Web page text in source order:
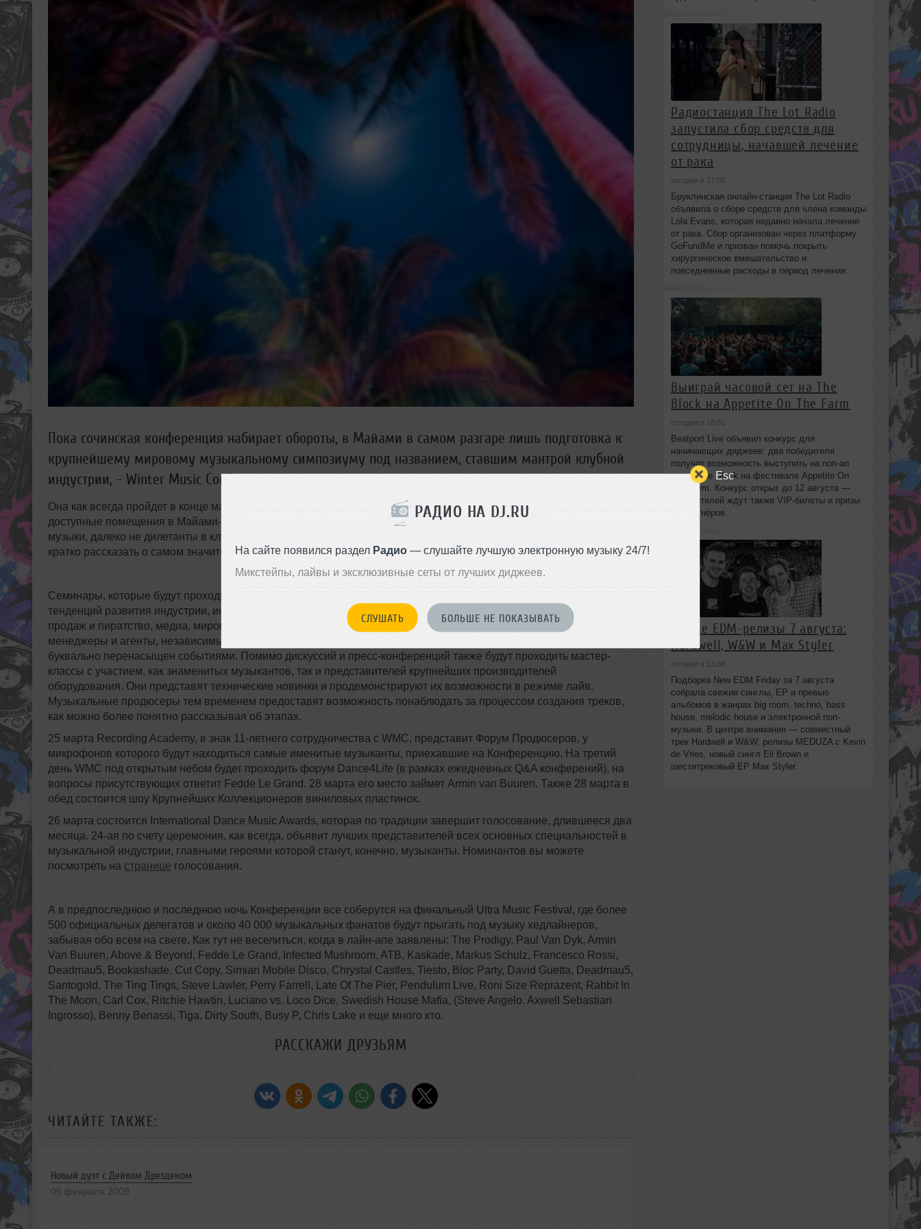
Esc
РАДИО НА DJ.RU
На сайте появился раздел Радио— слушайте лучшую электронную музыку 24/7!
Микстейпы, лайвы и эксклюзивные сеты от лучших диджеев.
СЛУШАТЬ БОЛЬШЕ НЕ ПОКАЗЫВАТЬ
Пока сочинская конференция набирает обороты, в Майами в самом разгаре лишь подготовка к
крупнейшему мировому музыкальному симпозиуму под названием, ставшим мантрой клубной
индустрии, - Winter Music Conference.
Она как всегда пройдет в конце марта (24-28) и охватит все клубы, открытые площадки, конференц-залы и другие
доступные помещения в Майами-Бич, которые за считанные часы заполонят люди, работающие в индустрии
музыки, далеко не дилетанты в клубном бизнесе, и уж тем более не новички в мире маркетинга. Попробуем вам
кратко рассказать о самом значительном и интересном.
Семинары, которые будут проходить под предводительством специалистов в своей области, коснуться тем:
тенденций развития индустрии, инновации в ди-джеинге и продакшене, дистрибуция, радио, легальные рынки
продаж и пиратство, медиа, мировые музыкальные рынки, мейджоры, он-лайн дистрибуторы, промоушен,
менеджеры и агенты, независимые лейблы и так далее и тому подобное. Каждый день конференции будет
буквально перенасыщен событиями. Помимо дискуссий и пресс-конференций также будут проходить мастер-
классы с участием, как знаменитых музыкантов, так и представителей крупнейших производителей
оборудования. Они представят технические новинки и продемонстрируют их возможности в режиме лайв.
Музыкальные продюсеры тем временем предоставят возможность понаблюдать за процессом создания треков,
как можно более понятно рассказывая об этапах.
25 марта Recording Academy, в знак 11-летнего сотрудничества с WMC, представит Форум Продюсеров, у
микрофонов которого будут находиться самые именитые музыканты, приехавшие на Конференцию. На третий
день WMC под открытым небом будет проходить форум Dance4Life (в рамках ежедневных Q&A конферений), на
вопросы присутствующих ответит Fedde Le Grand. 28 марта его место займет Armin van Buuren. Также 28 марта в
обед состоится шоу Крупнейших Коллекционеров виниловых пластинок.
26 марта состоится International Dance Music Awards, которая по традиции завершит голосование, длившееся два
месяца. 24-ая по счету церемония, как всегда, объявит лучших представителей всех основных специальностей в
музыкальной индустрии, главными героями которой станут, конечно, музыканты. Номинантов вы можете
посмотреть на странице голосования.
А в предпоследнюю и последнюю ночь Конференции все соберутся на финальный Ultra Music Festival, где более
500 официальных делегатов и около 40 000 музыкальных фанатов будут прыгать под музыку хедлайнеров,
забывая обо всем на свете. Как тут не веселиться, когда в лайн-апе заявлены: The Prodigy, Paul Van Dyk, Armin
Van Buuren, Above & Beyond, Fedde Le Grand, Infected Mushroom, ATB, Kaskade, Markus Schulz, Francesco Rossi,
Deadmau5, Bookashade, Cut Copy, Simian Mobile Disco, Chrystal Castles, Tiesto, Bloc Party, David Guetta, Deadmau5,
Santogold, The Ting Tings, Steve Lawler, Perry Farrell, Late Of The Pier, Pendulum Live, Roni Size Reprazent, Rabbit In
The Moon, Carl Cox, Ritchie Hawtin, Luciano vs. Loco Dice, Swedish House Mafia, (Steve Angelo. Axwell Sebastian
Ingrosso), Benny Benassi, Tiga, Dirty South, Busy P, Chris Lake и еще много кто.
РАССКАЖИ ДРУЗЬЯМ
ЧИТАЙТЕ ТАКЖЕ:
Новый дуэт с Дейвом Дрезденом
05 февраля 2009
Радиостанция The Lot Radio
запустила сбор средств для
сотрудницы, начавшей лечение
от рака
сегодня в 17:02
Бруклинская онлайн-станция The Lot Radio
объявила о сборе средств для члена команды
Lola Evans, которая недавно начала лечение
от рака. Сбор организован через платформу
GoFundMe и призван помочь покрыть
хирургическое вмешательство и
повседневные расходы в период лечения.
Выиграй часовой сет на The
Block на Appetite On The Farm
сегодня в 16:01
Beatport Live объявил конкурс для
начинающих диджеев: два победителя
получат возможность выступить на поп‑ап
сцене The Block на фестивале Appetite On
The Farm. Конкурс открыт до 12 августа —
победителей ждут также VIP‑билеты и призы
от партнёров.
Новые EDM-релизы 7 августа:
Hardwell, W&W и Max Styler
сегодня в 13:08
Подборка New EDM Friday за 7 августа
собрала свежие синглы, EP и превью
альбомов в жанрах big room, techno, bass
house, melodic house и электронной поп-
музыки. В центре внимания — совместный
трек Hardwell и W&W, релизы MEDUZA с Kevin
de Vries, новый сингл Eli Brown и
шеститрековый EP Max Styler.